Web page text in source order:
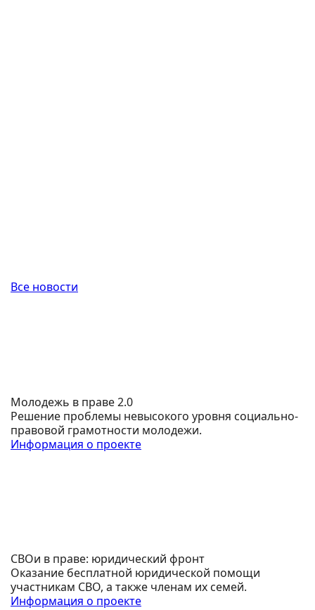
Все новости
Молодежь в праве 2.0
Решение проблемы невысокого уровня социально-
правовой грамотности молодежи.
Информация о проекте
СВОи в праве: юридический фронт
Оказание бесплатной юридической помощи
участникам СВО, а также членам их семей.
Информация о проекте